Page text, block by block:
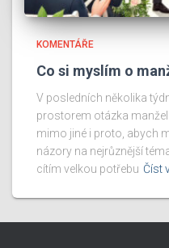
KOMENTÁŘE
Co si myslím o
V posledních několika
prostorem otázka
mimo jiné i proto, abych
názory na nejrůznější
cítím velkou potřebu Číst